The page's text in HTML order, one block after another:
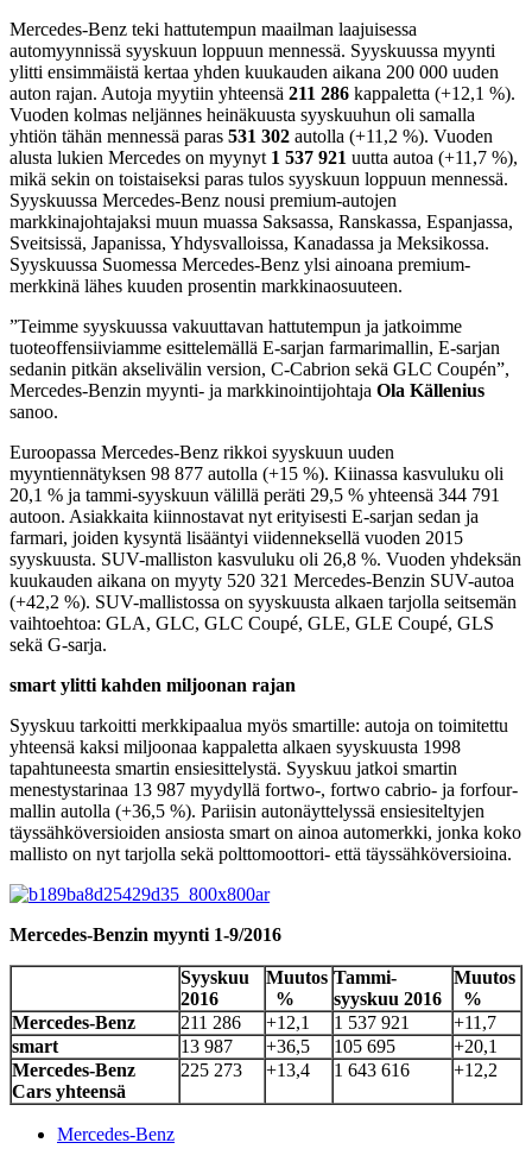
Mercedes-Benz teki hattutempun maailman laajuisessa
automyynnissä syyskuun loppuun mennessä. Syyskuussa myynti
ylitti ensimmäistä kertaa yhden kuukauden aikana 200 000 uuden
auton rajan. Autoja myytiin yhteensä 211 286 kappaletta (+12,1 %).
Vuoden kolmas neljännes heinäkuusta syyskuuhun oli samalla
yhtiön tähän mennessä paras 531 302 autolla (+11,2 %). Vuoden
alusta lukien Mercedes on myynyt 1 537 921 uutta autoa (+11,7 %),
mikä sekin on toistaiseksi paras tulos syyskuun loppuun mennessä.
Syyskuussa Mercedes-Benz nousi premium-autojen
markkinajohtajaksi muun muassa Saksassa, Ranskassa, Espanjassa,
Sveitsissä, Japanissa, Yhdysvalloissa, Kanadassa ja Meksikossa.
Syyskuussa Suomessa Mercedes-Benz ylsi ainoana premium-
merkkinä lähes kuuden prosentin markkinaosuuteen.
”Teimme syyskuussa vakuuttavan hattutempun ja jatkoimme
tuoteoffensiiviamme esittelemällä E-sarjan farmarimallin, E-sarjan
sedanin pitkän akselivälin version, C-Cabrion sekä GLC Coupén”,
Mercedes-Benzin myynti- ja markkinointijohtaja Ola Källenius
sanoo.
Euroopassa Mercedes-Benz rikkoi syyskuun uuden
myyntiennätyksen 98 877 autolla (+15 %). Kiinassa kasvuluku oli
20,1 % ja tammi-syyskuun välillä peräti 29,5 % yhteensä 344 791
autoon. Asiakkaita kiinnostavat nyt erityisesti E-sarjan sedan ja
farmari, joiden kysyntä lisääntyi viidenneksellä vuoden 2015
syyskuusta. SUV-malliston kasvuluku oli 26,8 %. Vuoden yhdeksän
kuukauden aikana on myyty 520 321 Mercedes-Benzin SUV-autoa
(+42,2 %). SUV-mallistossa on syyskuusta alkaen tarjolla seitsemän
vaihtoehtoa: GLA, GLC, GLC Coupé, GLE, GLE Coupé, GLS
sekä G-sarja.
smart ylitti kahden miljoonan rajan
Syyskuu tarkoitti merkkipaalua myös smartille: autoja on toimitettu
yhteensä kaksi miljoonaa kappaletta alkaen syyskuusta 1998
tapahtuneesta smartin ensiesittelystä. Syyskuu jatkoi smartin
menestystarinaa 13 987 myydyllä fortwo-, fortwo cabrio- ja forfour-
mallin autolla (+36,5 %). Pariisin autonäyttelyssä ensiesiteltyjen
täyssähköversioiden ansiosta smart on ainoa automerkki, jonka koko
mallisto on nyt tarjolla sekä polttomoottori- että täyssähköversioina.
Mercedes-Benzin myynti 1-9/2016
Syyskuu
2016
Muutos
%
Tammi-
syyskuu 2016
Muutos
%
Mercedes-Benz
211 286 +12,1 1 537 921
+11,7
smart
13 987 +36,5 105 695
+20,1
Mercedes-Benz
Cars yhteensä
225 273 +13,4 1 643 616 +12,2
Mercedes-Benz